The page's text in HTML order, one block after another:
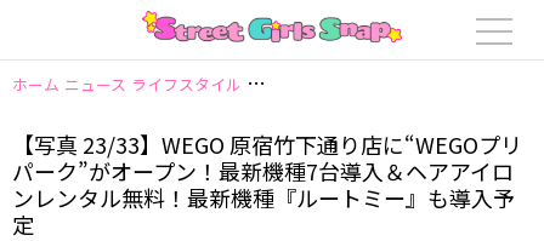
ホーム ニュース ライフスタイル 【写真 23/33】WEGO 原宿竹下通り店に
【写真 23/33】WEGO 原宿竹下通り店に“WEGOプリ
パーク”がオープン！最新機種7台導入＆ヘアアイロ
ンレンタル無料！最新機種『ルートミー』も導入予
定